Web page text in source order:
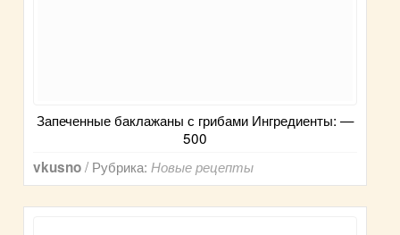
Запеченные баклажаны с грибами Ингредиенты: —
500
vkusno/ Рубрика:Новые рецепты